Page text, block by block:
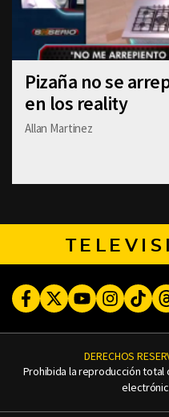
Pizaña no se
en los reality
Allan Martinez
FacebookTwitterYoutube
DERECHOS
Prohibida la reproducción total